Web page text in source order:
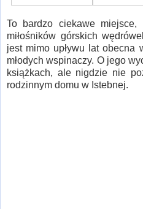
To bardzo ciekawe
miłośników górskich
jest mimo upływu lat
młodych wspinaczy. O jego
książkach, ale nigdzie nie
rodzinnym domu w Istebnej.